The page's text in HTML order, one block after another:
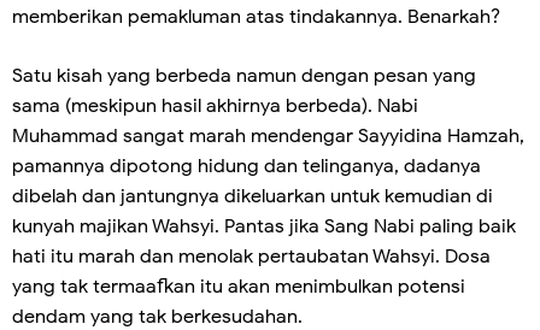
memberikan pemakluman atas tindakannya. Benarkah?
Satu kisah yang berbeda namun dengan pesan yang
sama (meskipun hasil akhirnya berbeda). Nabi
Muhammad sangat marah mendengar Sayyidina Hamzah,
pamannya dipotong hidung dan telinganya, dadanya
dibelah dan jantungnya dikeluarkan untuk kemudian di
kunyah majikan Wahsyi. Pantas jika Sang Nabi paling baik
hati itu marah dan menolak pertaubatan Wahsyi. Dosa
yang tak termaafkan itu akan menimbulkan potensi
dendam yang tak berkesudahan.